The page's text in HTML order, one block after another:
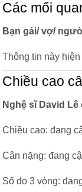
Các mối
Bạn gái/ vợ/
Thông tin này
Chiều cao
Nghệ sĩ David
Chiều cao: đang
Cân nặng: đang
Số đo 3 vòng: